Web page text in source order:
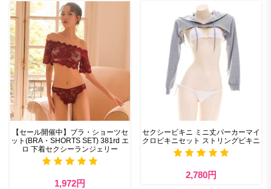
【セール開催中】ブラ・ショーツセ
ット(BRA・SHORTS SET) 381rd エ
ロ 下着セクシーランジェリー
1,972円
セクシービキニ ミニ丈パーカーマイ
クロビキニセット ストリングビキニ
2,780円